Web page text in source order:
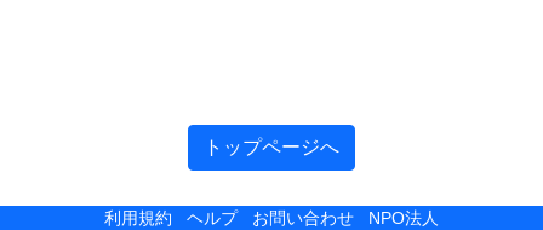
トップページへ
利用規約 ヘルプ お問い合わせ NPO法人